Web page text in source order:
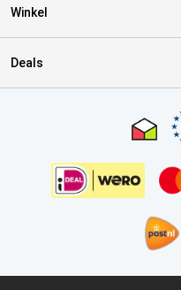
Winkel
Deals